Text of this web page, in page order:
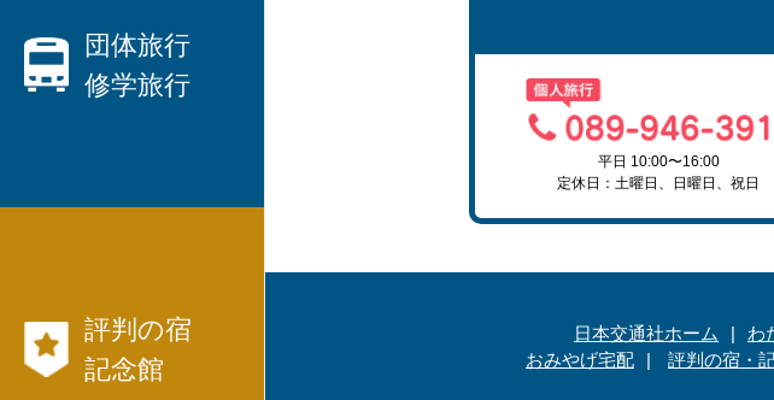
国内旅行
から
ェリー等切符
も発行出来ます。
団体旅行
修学旅行
国内旅行モデル
コース
評判の宿
記念館
平日 10:00〜16:00
定休日：土曜日、日曜日、祝日
日本交通社ホーム わ
おみやげ宅配
評判の宿・